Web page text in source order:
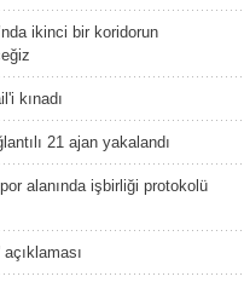
ikinci bir koridorun
kınadı
21 ajan yakalandı
alanında işbirliği protokolü